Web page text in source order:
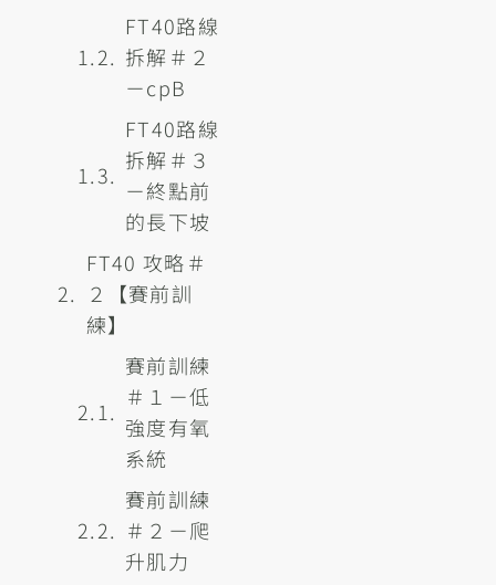
FT40路線
拆解＃２
－cpB
FT40路線
拆解＃３
－終點前
的長下坡
FT40 攻略＃
２【賽前訓
練】
賽前訓練
＃１－低
強度有氧
系統
賽前訓練
＃２－爬
升肌力